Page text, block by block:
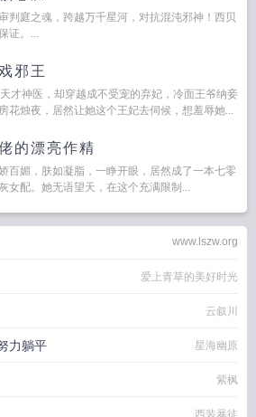
判庭之魂，跨越万千星河，对抗混沌邪神！西贝
证。...
邪王
才神医，却穿越成不受宠的弃妃，冷面王爷纳妾
花烛夜，居然让她这个王妃去伺候，想羞辱她...
的漂亮作精
百媚，肤如凝脂，一睁开眼，居然成了一本七零
女配。她无语望天，在这个充满限制...
www.lszw.org
爱上青草的美好时光
云叙川
力躺平 星海幽原
紫枫
西装暴徒